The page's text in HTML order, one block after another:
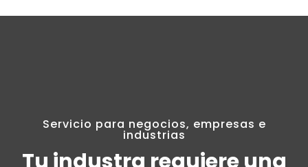
Servicio para negocios, empresas e
industrias
Tu industra requiere una